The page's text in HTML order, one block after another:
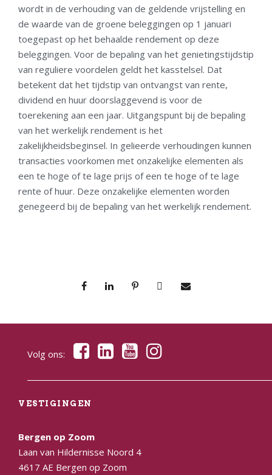
wordt in de verhouding van de geldende vrijstelling en
de waarde van de groene beleggingen op 1 januari
toegepast op het behaalde rendement op deze
beleggingen. Voor de bepaling van het genietingstijdstip
van reguliere voordelen geldt het kasstelsel. Dat
betekent dat het tijdstip van ontvangst van rente,
dividend en huur doorslaggevend is voor de
toerekening aan een jaar. Uitgangspunt bij de bepaling
van het werkelijk rendement is het
zakelijkheidsbeginsel. In gelieerde verhoudingen kunnen
transacties voorkomen met onzakelijke elementen als
een te hoge of te lage prijs of een te hoge of te lage
rente of huur. Deze onzakelijke elementen worden
genegeerd bij de bepaling van het werkelijk rendement.
Volg ons:
VESTIGINGEN
Bergen op Zoom
Laan van Hildernisse Noord 4
4617 AE Bergen op Zoom